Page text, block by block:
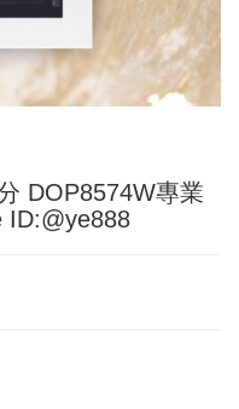
DOP8574W專業
ID:@ye888